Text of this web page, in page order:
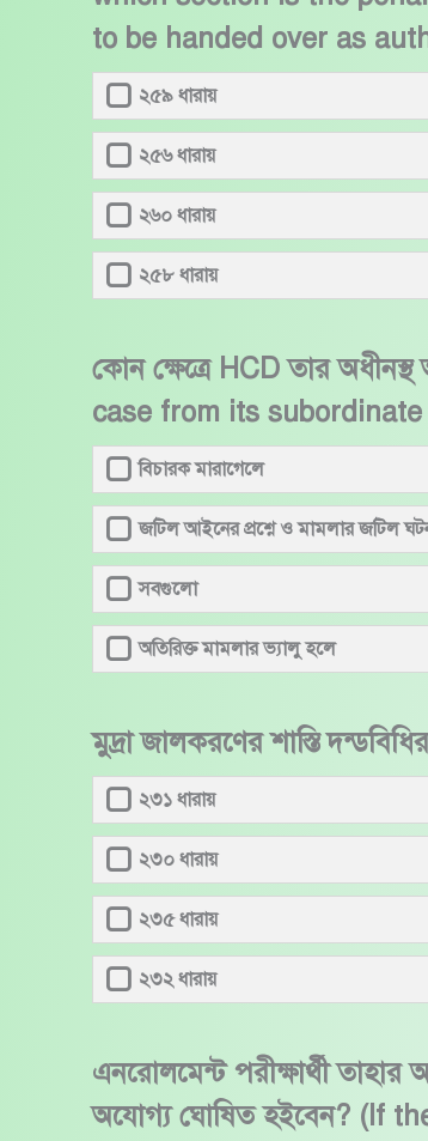
to be handed over as
২৫৯ ধারায়
২৫৬ ধারায়
২৬০ ধারায়
২৫৮ ধারায়
কোন ক্ষেত্রে HCD তার
case from its
বিচারক মারাগেলে
জটিল আইনের প্রশ্নে ও মামলার জটিল
সবগুলো
অতিরিক্ত মামলার ভ্যালু হলে
মুদ্রা জালকরণের শাস্তি
২৩১ ধারায়
২৩০ ধারায়
২৩৫ ধারায়
২৩২ ধারায়
এনরোলমেন্ট পরীক্ষার্থী
অযোগ্য ঘোষিত হইবেন? (If